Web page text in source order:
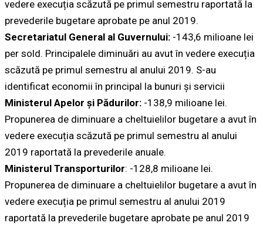
vedere execuția scăzută pe primul semestru raportată la
prevederile bugetare aprobate pe anul 2019.
Secretariatul General al Guvernului: -143,6 milioane lei
per sold. Principalele diminuări au avut în vedere execuția
scăzută pe primul semestru al anului 2019. S-au
identificat economii în principal la bunuri și servicii
Ministerul Apelor și Pădurilor: -138,9 milioane lei.
Propunerea de diminuare a cheltuielilor bugetare a avut în
vedere execuția scăzută pe primul semestru al anului
2019 raportată la prevederile anuale.
Ministerul Transporturilor: -128,8 milioane lei.
Propunerea de diminuare a cheltuielilor bugetare a avut în
vedere execuția pe primul semestru al anului 2019
raportată la prevederile bugetare aprobate pe anul 2019